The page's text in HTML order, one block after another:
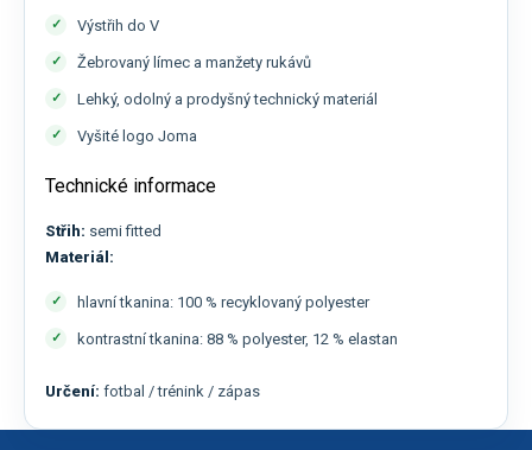
Výstřih do V
Žebrovaný límec a manžety rukávů
Lehký, odolný a prodyšný technický materiál
Vyšité logo Joma
Technické informace
Střih: semi fitted
Materiál:
hlavní tkanina: 100 % recyklovaný polyester
kontrastní tkanina: 88 % polyester, 12 % elastan
Určení: fotbal / trénink / zápas